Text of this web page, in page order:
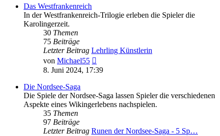
Das Westfrankenreich
In der Westfrankenreich-Trilogie erleben die Spieler die
Karolingerzeit.
30 Themen
75 Beiträge
Letzter Beitrag Lehrling Künstlerin
von Michael55
Beitrag
8. Juni 2024, 17:39
Die Nordsee-Saga
Die Spiele der Nordsee-Saga lassen Spieler die verschiedenen
Aspekte eines Wikingerlebens nachspielen.
35 Themen
97 Beiträge
Letzter Beitrag Runen der Nordsee-Saga - 5 Sp…